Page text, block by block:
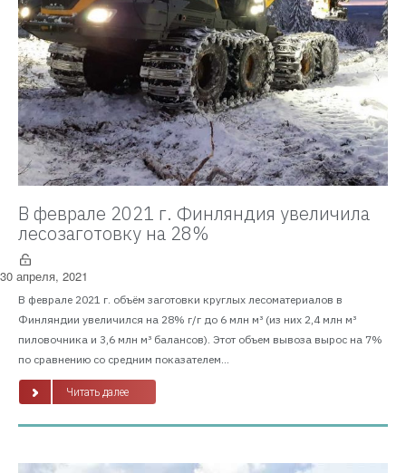
В феврале 2021 г. Финляндия увеличила
лесозаготовку на 28%
30 апреля, 2021
В феврале 2021 г. объём заготовки круглых лесоматериалов в
Финляндии увеличился на 28% г/г до 6 млн м³ (из них 2,4 млн м³
пиловочника и 3,6 млн м³ балансов). Этот объем вывоза вырос на 7%
по сравнению со средним показателем...
Читать далее